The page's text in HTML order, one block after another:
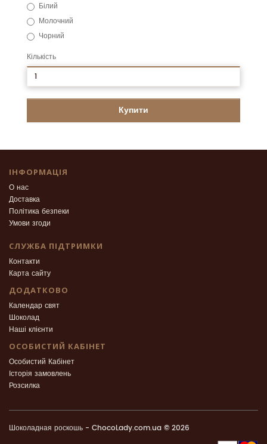
Білий
Молочний
Чорний
Кількість
Купити
ІНФОРМАЦІЯ
О нас
Доставка
Політика безпеки
Умови згоди
СЛУЖБА ПІДТРИМКИ
Контакти
Карта сайту
ДОДАТКОВО
Календар свят
Шоколад
Наші клієнти
ОСОБИСТИЙ КАБІНЕТ
Особистий Кабінет
Історія замовлень
Розсилка
Шоколадная роскошь - ChocoLady.com.ua © 2026